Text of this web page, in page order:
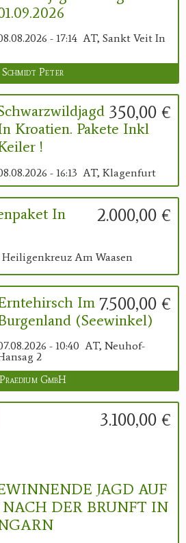
- 17:14 AT, Sankt Veit In
Schmidt Peter
350,00 €
Kroatien. Pakete Inkl
!
- 16:13 AT, Klagenfurt
2.000,00 €
In
Am Waasen
7.500,00 €
Im
(Seewinkel)
- 10:40 AT, Neuhof-
2
Praedium GmbH
3.100,00 €
JAGD AUF
DER BRUNFT IN